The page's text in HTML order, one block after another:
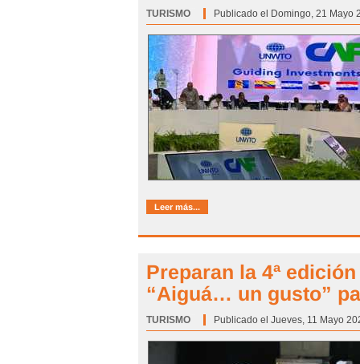
TURISMO Publicado el Domingo, 21 Mayo
Leer más...
Preparan la 4ª
“Aiguá… un gusto”
TURISMO Publicado el Jueves, 11 Mayo